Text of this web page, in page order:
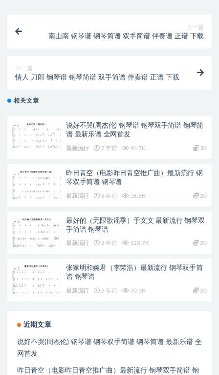
上一篇
南山南 钢琴谱 钢琴简谱 双手简谱 伴奏谱 正谱 下载
下一篇
情人 刀郎 钢琴谱 钢琴简谱 双手简谱 伴奏谱 正谱 下载
相关文章
说好不哭(周杰伦) 钢琴谱 钢琴双手简谱 钢琴简
谱 最新乐谱 全网首发
最新流行 7 年前 96.7K 30
昨日青空（电影昨日青空推广曲）最新流行 钢
琴双手简谱 钢琴谱
最新流行 8 年前 56.8K 20
最好的（无限歌谣季）于文文 最新流行 钢琴双
手简谱 钢琴谱
最新流行 8 年前 110.7K 20
张家明和婉君（李荣浩）最新流行 钢琴双手简
谱 钢琴谱
最新流行 8 年前 70.1K 20
近期文章
说好不哭(周杰伦) 钢琴谱 钢琴双手简谱 钢琴简谱 最新乐谱 全
网首发
昨日青空（电影昨日青空推广曲）最新流行 钢琴双手简谱 钢